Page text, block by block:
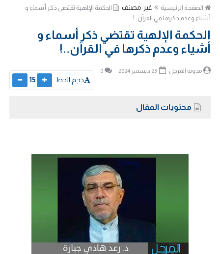
الصفحة الرئيسية غير مصنف
الحكمة الإلهية تقتضي ذكر أسماء و
أشياء وعدم ذكرها في القرآن..!
الحكمة الإلهية تقتضي ذكر أسماء و
أشياء وعدم ذكرها في القرآن..!
مدونة المرجل 0
حجم الخط 15
محتويات المقال